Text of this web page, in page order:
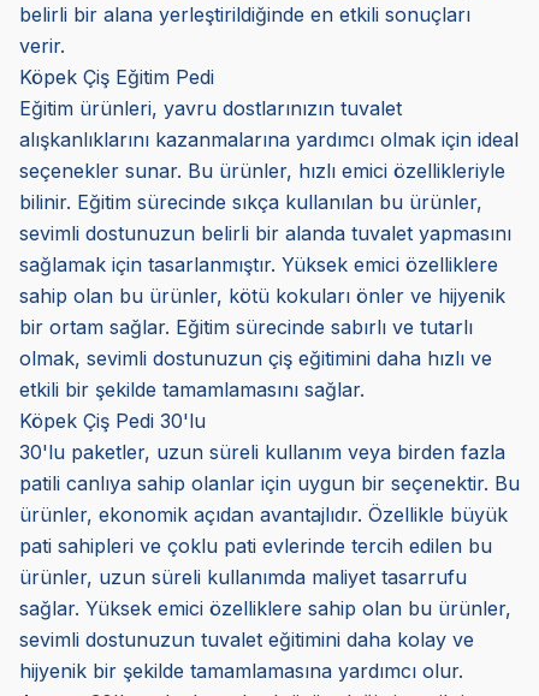
belirli bir alana yerleştirildiğinde en etkili sonuçları
verir.
Köpek Çiş Eğitim Pedi
Eğitim ürünleri, yavru dostlarınızın tuvalet
alışkanlıklarını kazanmalarına yardımcı olmak için ideal
seçenekler sunar. Bu ürünler, hızlı emici özellikleriyle
bilinir. Eğitim sürecinde sıkça kullanılan bu ürünler,
sevimli dostunuzun belirli bir alanda tuvalet yapmasını
sağlamak için tasarlanmıştır. Yüksek emici özelliklere
sahip olan bu ürünler, kötü kokuları önler ve hijyenik
bir ortam sağlar. Eğitim sürecinde sabırlı ve tutarlı
olmak, sevimli dostunuzun çiş eğitimini daha hızlı ve
etkili bir şekilde tamamlamasını sağlar.
Köpek Çiş Pedi 30'lu
30'lu paketler, uzun süreli kullanım veya birden fazla
patili canlıya sahip olanlar için uygun bir seçenektir. Bu
ürünler, ekonomik açıdan avantajlıdır. Özellikle büyük
pati sahipleri ve çoklu pati evlerinde tercih edilen bu
ürünler, uzun süreli kullanımda maliyet tasarrufu
sağlar. Yüksek emici özelliklere sahip olan bu ürünler,
sevimli dostunuzun tuvalet eğitimini daha kolay ve
hijyenik bir şekilde tamamlamasına yardımcı olur.